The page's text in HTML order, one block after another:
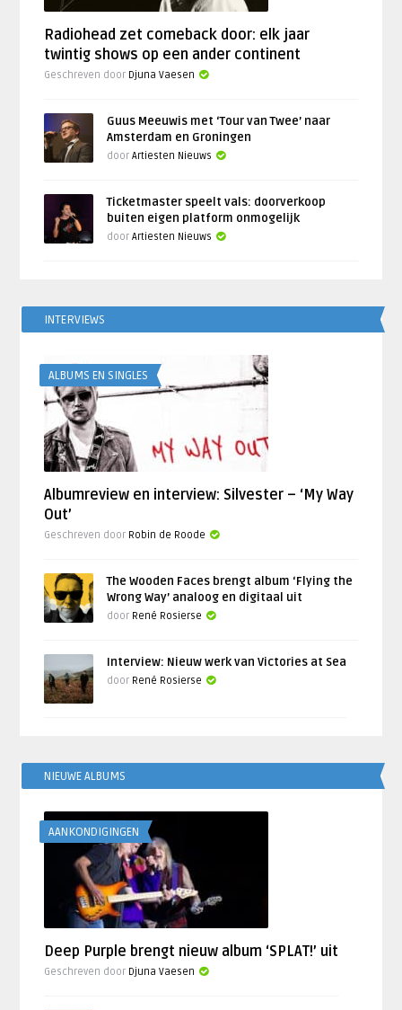
Radiohead zet comeback door: elk jaar
twintig shows op een ander continent
Geschreven door Djuna Vaesen
Guus Meeuwis met ‘Tour van Twee’ naar
Amsterdam en Groningen
doorArtiesten Nieuws
Ticketmaster speelt vals: doorverkoop
buiten eigen platform onmogelijk
doorArtiesten Nieuws
INTERVIEWS
ALBUMS EN SINGLES
Albumreview en interview: Silvester – ‘My Way
Out’
Geschreven door Robin de Roode
The Wooden Faces brengt album ‘Flying the
Wrong Way’ analoog en digitaal uit
door René Rosierse
Interview: Nieuw werk van Victories at Sea
door René Rosierse
NIEUWE ALBUMS
AANKONDIGINGEN
Deep Purple brengt nieuw album ‘SPLAT!’ uit
Geschreven door Djuna Vaesen